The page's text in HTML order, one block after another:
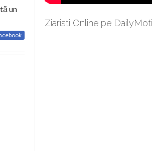
un
Ziaristi Online pe